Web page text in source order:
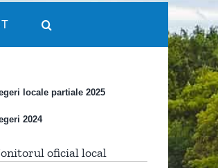
locale partiale 2025
2024
oficial local